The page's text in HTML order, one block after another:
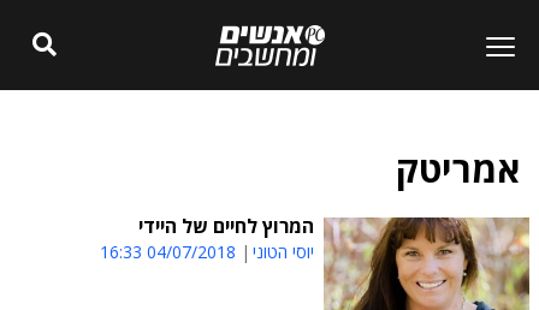
אמריטק
המרוץ לחיים של היידי
יוסי הטוני 04/07/2018 16:33